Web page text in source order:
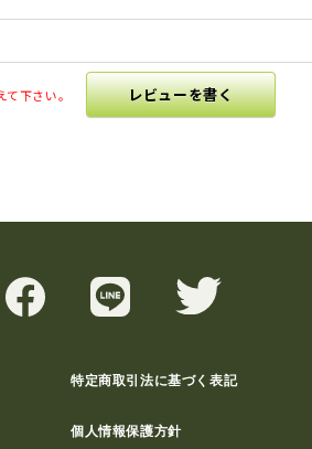
下さい。 レビューを書く
特定商取引法に基づく表記
個人情報保護方針